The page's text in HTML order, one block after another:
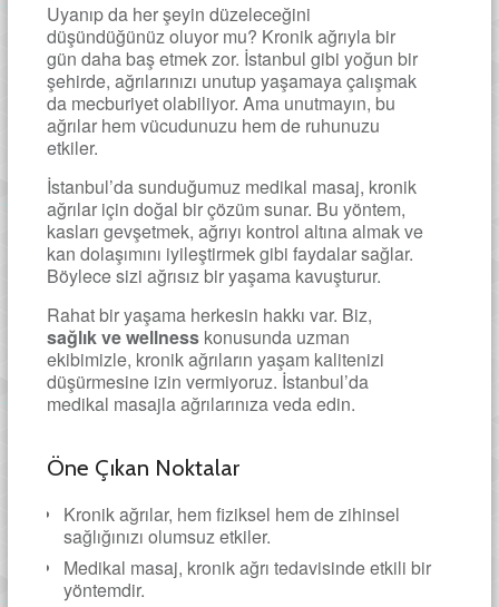
Uyanıp da her şeyin düzeleceğini
düşündüğünüz oluyor mu? Kronik ağrıyla bir
gün daha baş etmek zor. İstanbul gibi yoğun bir
şehirde, ağrılarınızı unutup yaşamaya çalışmak
da mecburiyet olabiliyor. Ama unutmayın, bu
ağrılar hem vücudunuzu hem de ruhunuzu
etkiler.
İstanbul’da sunduğumuz medikal masaj, kronik
ağrılar için doğal bir çözüm sunar. Bu yöntem,
kasları gevşetmek, ağrıyı kontrol altına almak ve
kan dolaşımını iyileştirmek gibi faydalar sağlar.
Böylece sizi ağrısız bir yaşama kavuşturur.
Rahat bir yaşama herkesin hakkı var. Biz,
sağlık ve wellnesskonusunda uzman
ekibimizle, kronik ağrıların yaşam kalitenizi
düşürmesine izin vermiyoruz. İstanbul’da
medikal masajla ağrılarınıza veda edin.
Öne Çıkan Noktalar
Kronik ağrılar, hem fiziksel hem de zihinsel
sağlığınızı olumsuz etkiler.
Medikal masaj, kronik ağrı tedavisinde etkili bir
yöntemdir.